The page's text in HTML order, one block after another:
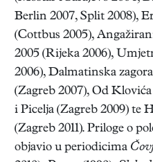
Berlin 2007, Split 2008),
(Cottbus 2005),
2005 (Rijeka 2006),
2006), Dalmatinska
(Zagreb 2007), Od
i Picelja (Zagreb 2009) te
(Zagreb 2011). Priloge o
objavio u periodicima